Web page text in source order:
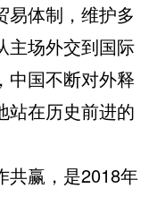
易体制，维护多
主场外交到国际
中国不断对外释
站在历史前进的
赢，是2018年